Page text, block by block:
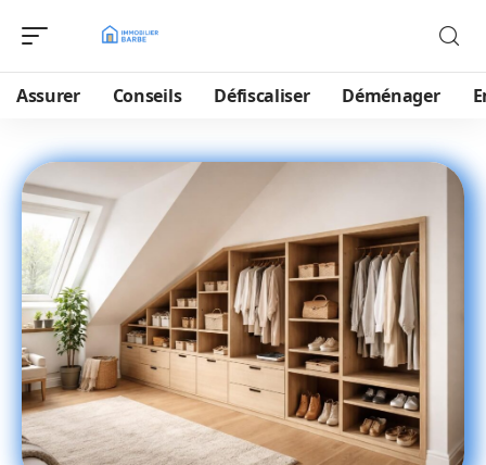
Assurer Conseils Défiscaliser Déménager